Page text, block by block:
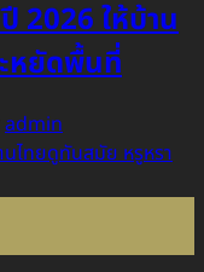
2026 ให้บ้าน
หยัดพื้นที่
admin